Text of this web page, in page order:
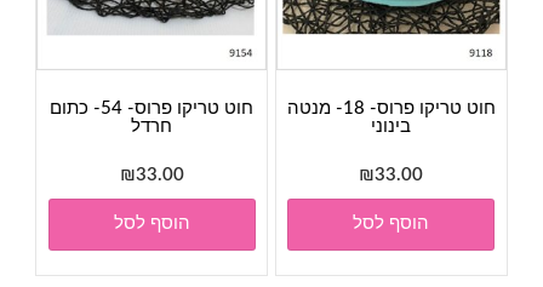
חוט טריקו פרוס- 18- מנטה
בינוני
₪33.00
הוסף לסל
חוט טריקו פרוס- 54- כתום
חרדל
₪33.00
הוסף לסל